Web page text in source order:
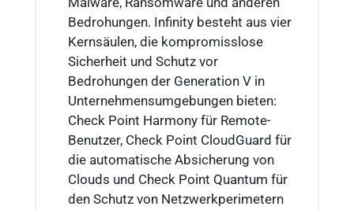
Bedrohungen. Infinity besteht aus vier
Kernsäulen, die kompromisslose
Sicherheit und Schutz vor
Bedrohungen der Generation V in
Unternehmensumgebungen bieten:
Check Point Harmony für Remote-
Benutzer, Check Point CloudGuard für
die automatische Absicherung von
Clouds und Check Point Quantum für
den Schutz von Netzwerkperimetern